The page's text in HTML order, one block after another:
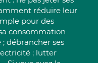
réduire leur
pour des
consommation
; débrancher ses
; lutter